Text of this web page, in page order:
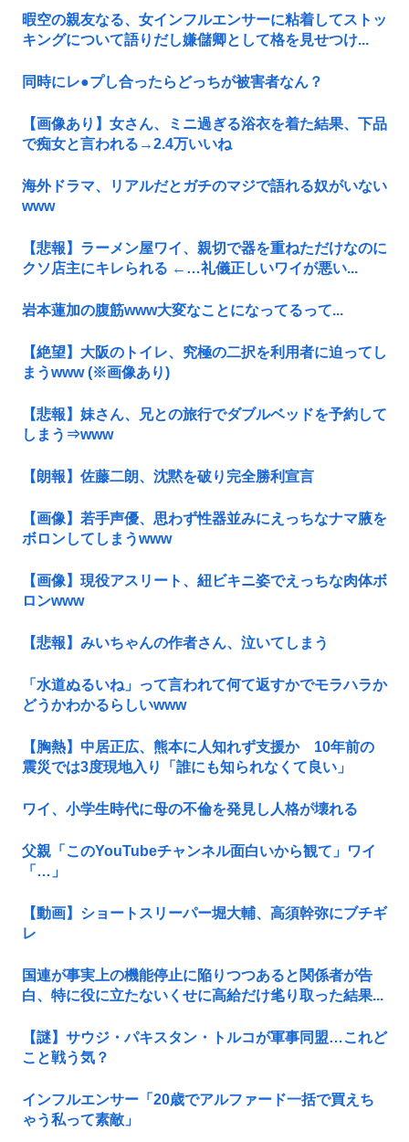
暇空の親友なる、女インフルエンサーに粘着してストッ
キングについて語りだし嫌儲卿として格を見せつけ...
同時にレ●プし合ったらどっちが被害者なん？
【画像あり】女さん、ミニ過ぎる浴衣を着た結果、下品
で痴女と言われる→2.4万いいね
海外ドラマ、リアルだとガチのマジで語れる奴がいない
www
【悲報】ラーメン屋ワイ、親切で器を重ねただけなのに
クソ店主にキレられる ←…礼儀正しいワイが悪い...
岩本蓮加の腹筋www大変なことになってるって...
【絶望】大阪のトイレ、究極の二択を利用者に迫ってし
まうwww (※画像あり)
【悲報】妹さん、兄との旅行でダブルベッドを予約して
しまう⇒www
【朗報】佐藤二朗、沈黙を破り完全勝利宣言
【画像】若手声優、思わず性器並みにえっちなナマ腋を
ボロンしてしまうwww
【画像】現役アスリート、紐ビキニ姿でえっちな肉体ボ
ロンwww
【悲報】みいちゃんの作者さん、泣いてしまう
「水道ぬるいね」って言われて何て返すかでモラハラか
どうかわかるらしいwww
【胸熱】中居正広、熊本に人知れず支援か 10年前の
震災では3度現地入り「誰にも知られなくて良い」
ワイ、小学生時代に母の不倫を発見し人格が壊れる
父親「このYouTubeチャンネル面白いから観て」ワイ
「…」
【動画】ショートスリーパー堀大輔、高須幹弥にブチギ
レ
国連が事実上の機能停止に陥りつつあると関係者が告
白、特に役に立たないくせに高給だけ毟り取った結果...
【謎】サウジ・パキスタン・トルコが軍事同盟…これど
こと戦う気？
インフルエンサー「20歳でアルファード一括で買えち
ゃう私って素敵」